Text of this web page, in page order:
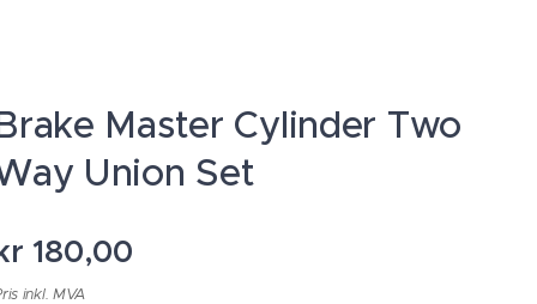
Master Cylinder Two
Union Set
180,00
inkl. MVA